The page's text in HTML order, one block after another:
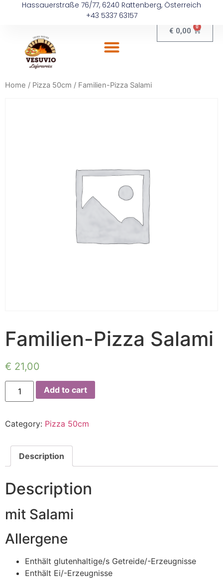
Hassauerstraße 76/77, 6240 Rattenberg, Österreich
+43 5337 63157
€ 0,00 0
Home / Pizza 50cm / Familien-Pizza Salami
Familien-Pizza Salami
€ 21,00
Add to cart
Category: Pizza 50cm
Description
Description
mit Salami
Allergene
Enthält glutenhaltige/s Getreide/-Erzeugnisse
Enthält Ei/-Erzeugnisse